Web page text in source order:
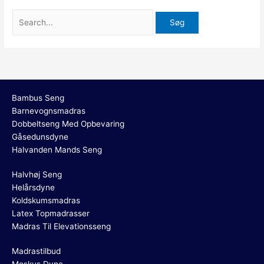
Bambus Seng
Barnevognsmadras
Dobbeltseng Med Opbevaring
Gåsedunsdyne
Halvanden Mands Seng
Halvhøj Seng
Helårsdyne
Koldskumsmadras
Latex Topmadrasser
Madras Til Elevationsseng
Madrastilbud